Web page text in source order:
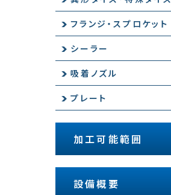
フランジ・スプロケット
シーラー
吸着ノズル
プレート
加工可能範囲
設備概要